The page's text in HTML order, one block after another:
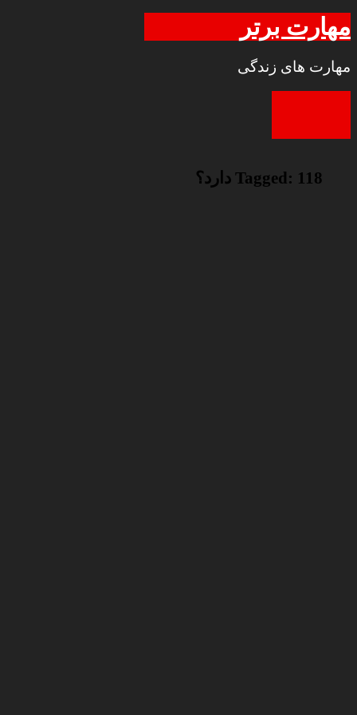
مهارت برتر
مهارت های زندگی
Tagged: 118 دارد؟